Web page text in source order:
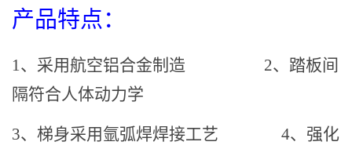
产品特点：
1、采用航空铝合金制造 2、踏板间
隔符合人体动力学
3、梯身采用氩弧焊焊接工艺 4、强化